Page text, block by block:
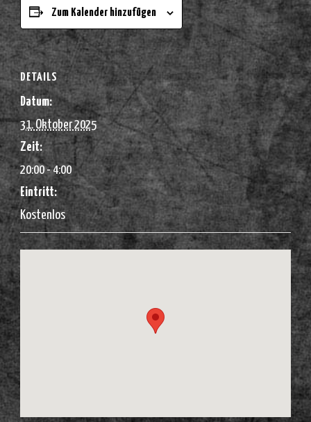
Zum Kalender hinzufügen
DETAILS
Datum:
31. Oktober 2025
Zeit:
20:00 - 4:00
Eintritt:
Kostenlos